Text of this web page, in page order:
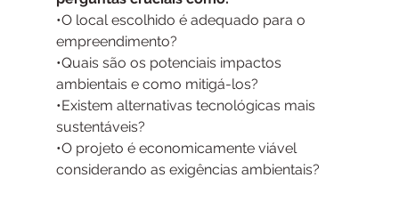
•O local escolhido é adequado para o
empreendimento?
•Quais são os potenciais impactos
ambientais e como mitigá-los?
•Existem alternativas tecnológicas mais
sustentáveis?
•O projeto é economicamente viável
considerando as exigências ambientais?